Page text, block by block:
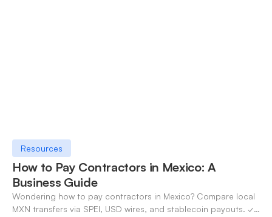
Resources
How to Pay Contractors in Mexico: A
Business Guide
Wondering how to pay contractors in Mexico? Compare local
MXN transfers via SPEI, USD wires, and stablecoin payouts. ✓